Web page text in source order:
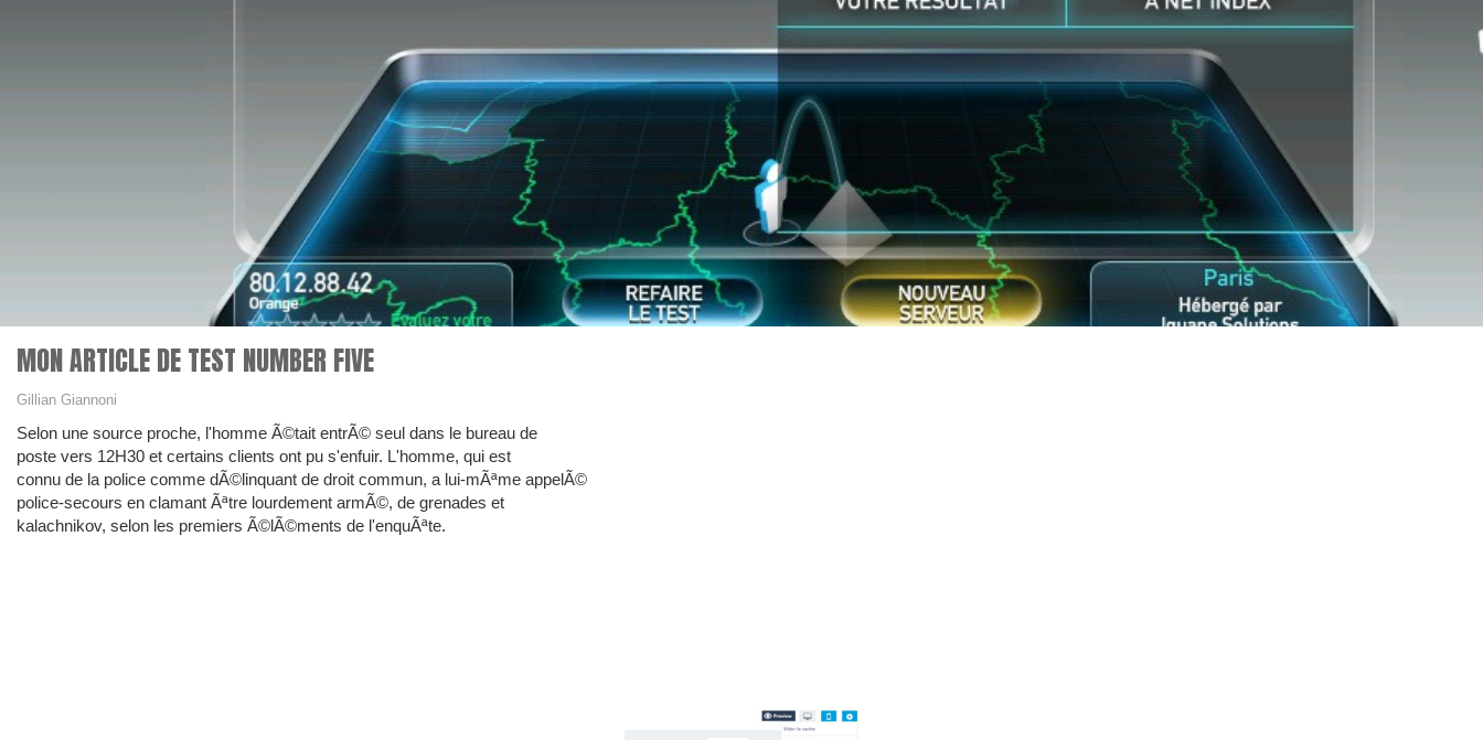
MON ARTICLE DE TEST NUMBER FIVE
Gillian Giannoni
Selon une source proche, l'homme Ã©tait entrÃ© seul dans le bureau de
poste vers 12H30 et certains clients ont pu s'enfuir. L'homme, qui est
connu de la police comme dÃ©linquant de droit commun, a lui-mÃªme appelÃ©
police-secours en clamant Ãªtre lourdement armÃ©, de grenades et
kalachnikov, selon les premiers Ã©lÃ©ments de l'enquÃªte.